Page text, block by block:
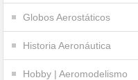
Globos Aerostáticos
Historia Aeronáutica
Hobby | Aeromodelismo